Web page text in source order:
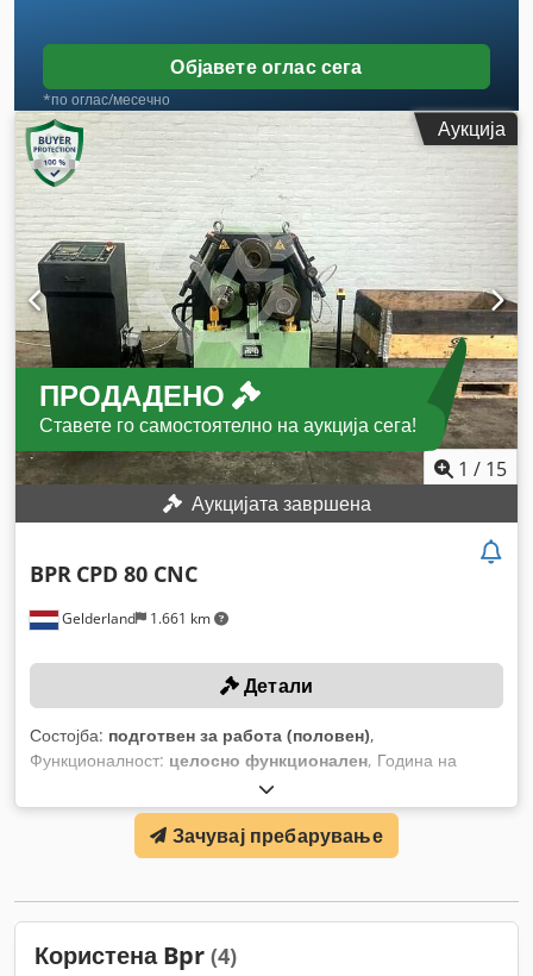
Објавете оглас сега
*по оглас/месечно
Аукција
ПРОДАДЕНО
Ставете го самостоятелно на аукција сега!
1 / 15
Аукцијата завршена
Gelderland 1.661 km
BPR CPD 80 CNC
Детали
Состојба: подготвен за работа (половен),
Функционалност: целосно функционален, Година на
, број на машина/возило:
управување:CNC управување, тип на активирање:
, број на валјаци:3, дијаметар на вратило:
, вкупна тежина:2.000 кг,
Зачувај пребарување
Користена Bpr (4)